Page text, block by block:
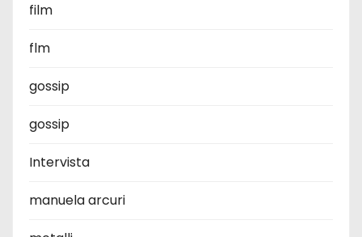
film
flm
gossip
gossip
Intervista
manuela arcuri